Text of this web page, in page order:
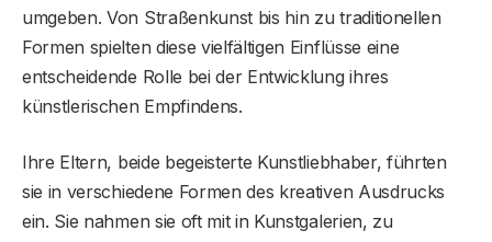
umgeben. Von Straßenkunst bis hin zu traditionellen
Formen spielten diese vielfältigen Einflüsse eine
entscheidende Rolle bei der Entwicklung ihres
künstlerischen Empfindens.
Ihre Eltern, beide begeisterte Kunstliebhaber, führten
sie in verschiedene Formen des kreativen Ausdrucks
ein. Sie nahmen sie oft mit in Kunstgalerien, zu